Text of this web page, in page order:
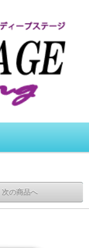
次の商品へ